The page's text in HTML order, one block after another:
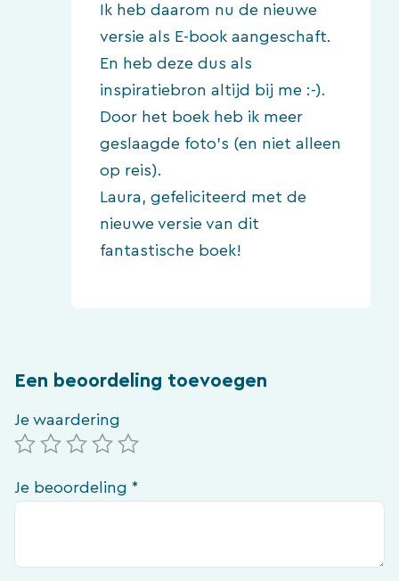
Ik heb daarom nu de nieuwe
versie als E-book aangeschaft.
En heb deze dus als
inspiratiebron altijd bij me :-).
Door het boek heb ik meer
geslaagde foto’s (en niet alleen
op reis).
Laura, gefeliciteerd met de
nieuwe versie van dit
fantastische boek!
Een beoordeling toevoegen
Je waardering
Je beoordeling *